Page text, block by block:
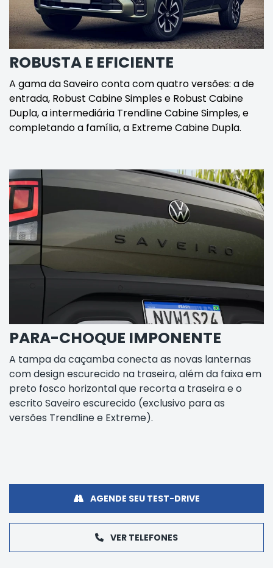
ROBUSTA E EFICIENTE
A gama da Saveiro conta com quatro versões: a de
entrada, Robust Cabine Simples e Robust Cabine
Dupla, a intermediária Trendline Cabine Simples, e
completando a família, a Extreme Cabine Dupla.
PARA-CHOQUE IMPONENTE
A tampa da caçamba conecta as novas lanternas
com design escurecido na traseira, além da faixa em
preto fosco horizontal que recorta a traseira e o
escrito Saveiro escurecido (exclusivo para as
versões Trendline e Extreme).
VER TELEFONES
AGENDE SEU TEST-DRIVE